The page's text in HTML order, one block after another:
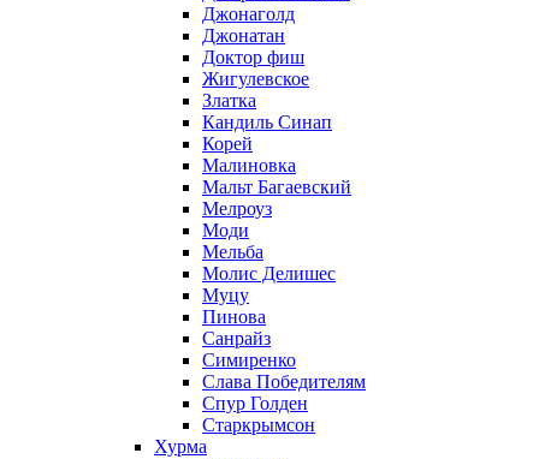
Джонаголд
Джонатан
Доктор фиш
Жигулевское
Златка
Кандиль Синап
Корей
Малиновка
Мальт Багаевский
Мелроуз
Моди
Мельба
Молис Делишес
Муцу
Пинова
Санрайз
Симиренко
Слава Победителям
Спур Голден
Старкрымсон
Хурма